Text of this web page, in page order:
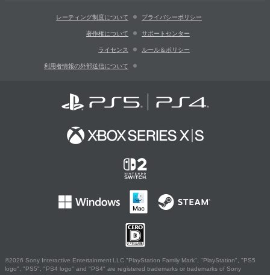
レーティング制度について プライバシーポリシー
著作権について サポートセンター
ライセンス ルール＆ポリシー
利用者情報の外部送信について
©2026 Sony Interactive Entertainment LLC."PlayStation Family Mark", "PlayStation", "PS5
logo", "PS5", "PS4 logo" and "PS4" are registered trademarks or trademarks of Sony